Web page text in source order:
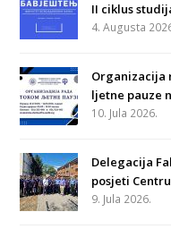
II ciklus
4. Augusta
Organizacija
ljetne pauze
10. Jula 2026.
Delegacija
posjeti
9. Jula 2026.